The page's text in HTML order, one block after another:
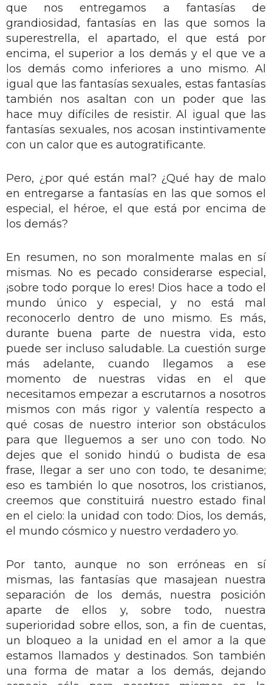
que nos entregamos a fantasías de
grandiosidad, fantasías en las que somos la
superestrella, el apartado, el que está por
encima, el superior a los demás y el que ve a
los demás como inferiores a uno mismo. Al
igual que las fantasías sexuales, estas fantasías
también nos asaltan con un poder que las
hace muy difíciles de resistir. Al igual que las
fantasías sexuales, nos acosan instintivamente
con un calor que es autogratificante.
Pero, ¿por qué están mal? ¿Qué hay de malo
en entregarse a fantasías en las que somos el
especial, el héroe, el que está por encima de
los demás?
En resumen, no son moralmente malas en sí
mismas. No es pecado considerarse especial,
¡sobre todo porque lo eres! Dios hace a todo el
mundo único y especial, y no está mal
reconocerlo dentro de uno mismo. Es más,
durante buena parte de nuestra vida, esto
puede ser incluso saludable. La cuestión surge
más adelante, cuando llegamos a ese
momento de nuestras vidas en el que
necesitamos empezar a escrutarnos a nosotros
mismos con más rigor y valentía respecto a
qué cosas de nuestro interior son obstáculos
para que lleguemos a ser uno con todo. No
dejes que el sonido hindú o budista de esa
frase, llegar a ser uno con todo, te desanime;
eso es también lo que nosotros, los cristianos,
creemos que constituirá nuestro estado final
en el cielo: la unidad con todo: Dios, los demás,
el mundo cósmico y nuestro verdadero yo.
Por tanto, aunque no son erróneas en sí
mismas, las fantasías que masajean nuestra
separación de los demás, nuestra posición
aparte de ellos y, sobre todo, nuestra
superioridad sobre ellos, son, a fin de cuentas,
un bloqueo a la unidad en el amor a la que
estamos llamados y destinados. Son también
una forma de matar a los demás, dejando